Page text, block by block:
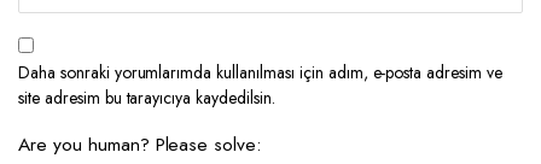
Daha sonraki yorumlarımda kullanılması için adım, e-posta adresim ve
site adresim bu tarayıcıya kaydedilsin.
Are you human? Please solve: